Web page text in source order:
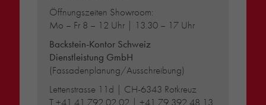
Öffnungszeiten Showroom:
Mo – Fr 8 – 12 Uhr | 13.30 – 17 Uhr
Backstein-Kontor Schweiz
Dienstleistung GmbH
(Fassadenplanung/Ausschreibung)
Lettenstrasse 11d | CH-6343 Rotkreuz
T+41 41 792 02 02 |+41 79 392 48 13